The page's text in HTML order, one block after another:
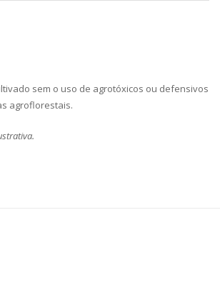
sem o uso de agrotóxicos ou defensivos
agroflorestais.